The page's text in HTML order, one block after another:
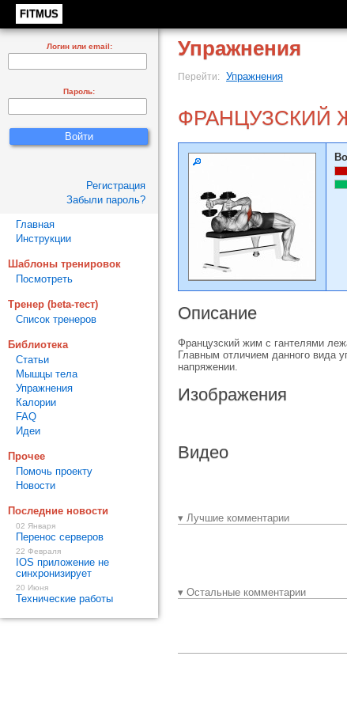
FITMUS
Упражнения
Перейти: Упражнения
ФРАНЦУЗСКИЙ
Описание
Французский жим с гантелями
Главным отличием данного вида
напряжении.
Изображения
Видео
▾ Лучшие комментарии
▾ Остальные комментарии
Логин или email:
Пароль:
Регистрация
Забыли пароль?
Главная
Инструкции
Шаблоны тренировок
Посмотреть
Тренер (beta-тест)
Список тренеров
Библиотека
Статьи
Мышцы тела
Упражнения
Калории
FAQ
Идеи
Прочее
Помочь проекту
Новости
Последние новости
02 Января
Перенос серверов
22 Февраля
IOS приложение не
синхронизирует
20 Июня
Технические работы